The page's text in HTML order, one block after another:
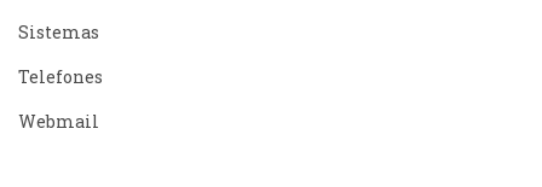
Sistemas
Telefones
Webmail